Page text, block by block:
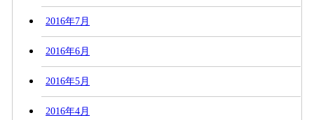
2016年7月
2016年6月
2016年5月
2016年4月